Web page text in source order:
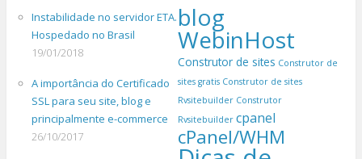
Instabilidade no servidor ETA.
Hospedado no Brasil
19/01/2018
A importância do Certificado
SSL para seu site, blog e
principalmente e-commerce
26/10/2017
blog
WebinHost
Construtor de sites Construtor de
sites gratis Construtor de sites
Rvsitebuilder Construtor
Rvsitebuilder cpanel
cPanel/WHM